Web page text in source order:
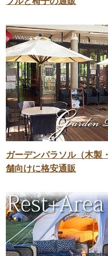
ガーデンパラソル（木製
舗向けに格安通販